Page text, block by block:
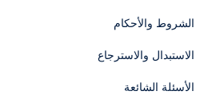
الشروط والأحكام
الاستبدال والاسترجاع
الأسئلة الشائعة